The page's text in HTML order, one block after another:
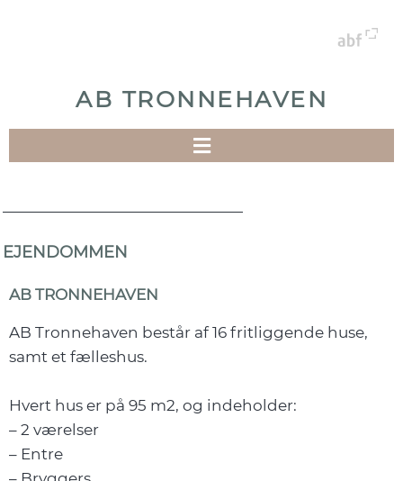
AB TRONNEHAVEN
EJENDOMMEN
AB TRONNEHAVEN
AB Tronnehaven består af 16 fritliggende huse,
samt et fælleshus.
Hvert hus er på 95 m2, og indeholder:
– 2 værelser
– Entre